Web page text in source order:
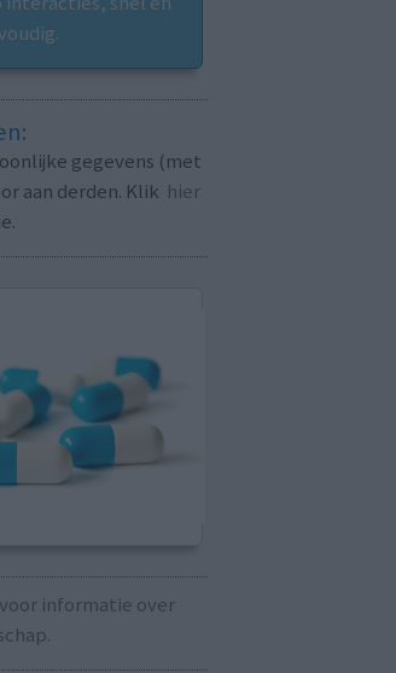
gegevens (met
aan derden. Klik hier
informatie over